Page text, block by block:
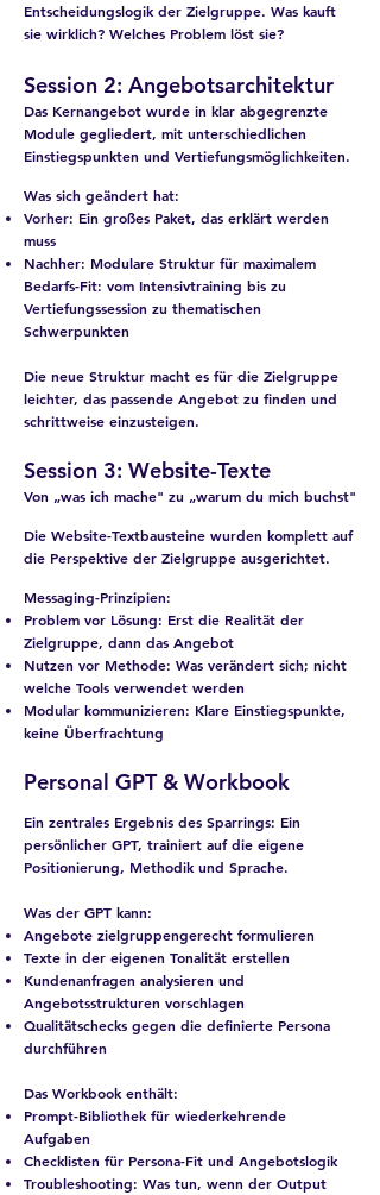
Entscheidungslogik der Zielgruppe. Was kauft
sie wirklich? Welches Problem löst sie?​
Session 2: Angebotsarchitektur
Das Kernangebot wurde in klar abgegrenzte
Module gegliedert, mit unterschiedlichen
Einstiegspunkten und Vertiefungsmöglichkeiten.
Was sich geändert hat:
Vorher: Ein großes Paket, das erklärt werden
muss
Nachher: Modulare Struktur für maximalem
Bedarfs-Fit: vom Intensivtraining bis zu
Vertiefungssession zu thematischen
Schwerpunkten
Die neue Struktur macht es für die Zielgruppe
leichter, das passende Angebot zu finden und
schrittweise einzusteigen.
Session 3: Website-Texte
Von „was ich mache" zu „warum du mich buchst"
Die Website-Textbausteine wurden komplett auf
die Perspektive der Zielgruppe ausgerichtet.
Messaging-Prinzipien:
Problem vor Lösung: Erst die Realität der
Zielgruppe, dann das Angebot
Nutzen vor Methode: Was verändert sich; nicht
welche Tools verwendet werden
Modular kommunizieren: Klare Einstiegspunkte,
keine Überfrachtung
Personal GPT & Workbook
Ein zentrales Ergebnis des Sparrings: Ein
persönlicher GPT, trainiert auf die eigene
Positionierung, Methodik und Sprache.
Was der GPT kann:
Angebote zielgruppengerecht formulieren
Texte in der eigenen Tonalität erstellen
Kundenanfragen analysieren und
Angebotsstrukturen vorschlagen
Qualitätschecks gegen die definierte Persona
durchführen
Das Workbook enthält:
Prompt-Bibliothek für wiederkehrende
Aufgaben
Checklisten für Persona-Fit und Angebotslogik
Troubleshooting: Was tun, wenn der Output